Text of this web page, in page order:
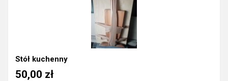
Stół kuchenny
50,00 zł